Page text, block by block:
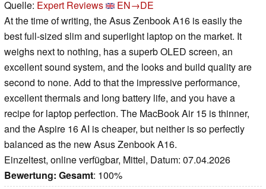
Quelle: Expert Reviews
EN→DE
At the time of writing, the Asus Zenbook A16 is easily the
best full-sized slim and superlight laptop on the market. It
weighs next to nothing, has a superb OLED screen, an
excellent sound system, and the looks and build quality are
second to none. Add to that the impressive performance,
excellent thermals and long battery life, and you have a
recipe for laptop perfection. The MacBook Air 15 is thinner,
and the Aspire 16 AI is cheaper, but neither is so perfectly
balanced as the new Asus Zenbook A16.
Einzeltest, online verfügbar, Mittel, Datum: 07.04.2026
Bewertung: Gesamt: 100%